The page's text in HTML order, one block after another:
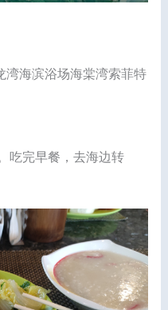
海滨浴场海棠湾索菲特
吃完早餐，去海边转